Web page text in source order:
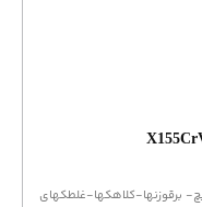
برقوزنها-کلاهکها-غلطکهای